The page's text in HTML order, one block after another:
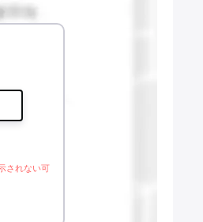
されない可